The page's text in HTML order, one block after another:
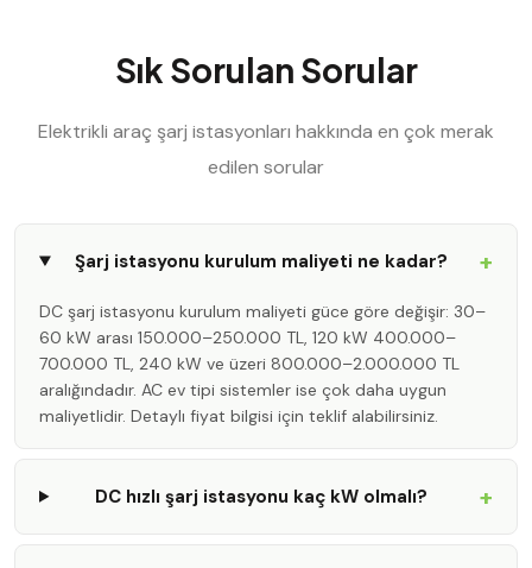
Sık Sorulan Sorular
Elektrikli araç şarj istasyonları hakkında en çok merak
edilen sorular
Şarj istasyonu kurulum maliyeti ne kadar? +
DC şarj istasyonu kurulum maliyeti güce göre değişir: 30–
60 kW arası 150.000–250.000 TL, 120 kW 400.000–
700.000 TL, 240 kW ve üzeri 800.000–2.000.000 TL
aralığındadır. AC ev tipi sistemler ise çok daha uygun
maliyetlidir. Detaylı fiyat bilgisi için teklif alabilirsiniz.
DC hızlı şarj istasyonu kaç kW olmalı? +